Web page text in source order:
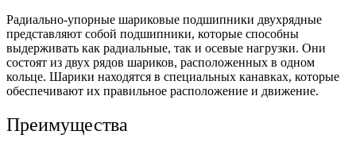
Радиально-упорные шариковые подшипники двухрядные
представляют собой подшипники, которые способны
выдерживать как радиальные, так и осевые нагрузки. Они
состоят из двух рядов шариков, расположенных в одном
кольце. Шарики находятся в специальных канавках, которые
обеспечивают их правильное расположение и движение.
Преимущества